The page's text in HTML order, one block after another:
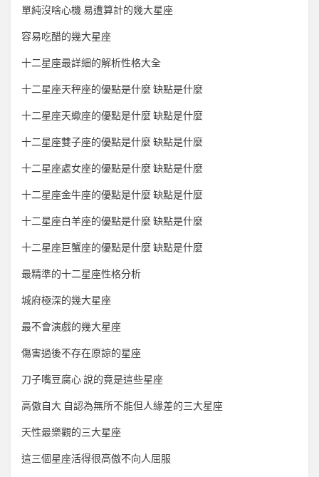
單純沒啥心機 易遭算計的幾大星座
容易吃醋的幾大星座
十二星座最詳細的解析性格大全
十二星座天秤座的優點是什麼 缺點是什麼
十二星座天蠍座的優點是什麼 缺點是什麼
十二星座雙子座的優點是什麼 缺點是什麼
十二星座處女座的優點是什麼 缺點是什麼
十二星座金牛座的優點是什麼 缺點是什麼
十二星座白羊座的優點是什麼 缺點是什麼
十二星座巨蟹座的優點是什麼 缺點是什麼
最精準的十二星座性格分析
城府極深的幾大星座
最不會演戲的幾大星座
傷害過後不存在原諒的星座
刀子嘴豆腐心 說的竟是這些星座
高傲自大 自認為無所不能但人緣差的三大星座
天性最樂觀的三大星座
這三個星座活得很高傲不向人屈服